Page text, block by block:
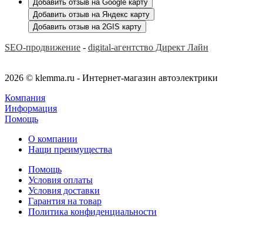
Добавить отзыв на Google карту
Добавить отзыв на Яндекс карту
Добавить отзыв на 2GIS карту
SEO-продвижение - digital-агентство Директ Лайн
2026 © klemma.ru - Интернет-магазин автоэлектрики
Компания
Информация
Помощь
О компании
Нащи преимущества
Помощь
Условия оплаты
Условия доставки
Гарантия на товар
Политика конфиденциальности